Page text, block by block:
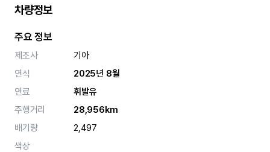
차량정보
주요 정보
제조사
기아
연식
2025년 8월
연료
휘발유
주행거리
28,956km
배기량
2,497
색상